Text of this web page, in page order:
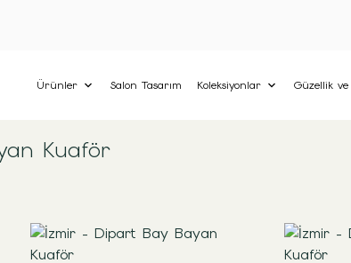
Ürünler Salon Tasarım Koleksiyonlar Güzellik ve
Kuaför